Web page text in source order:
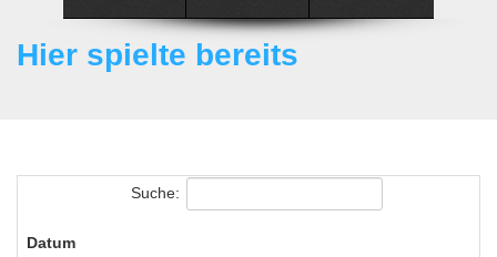
Hier spielte bereits
Suche:
Datum